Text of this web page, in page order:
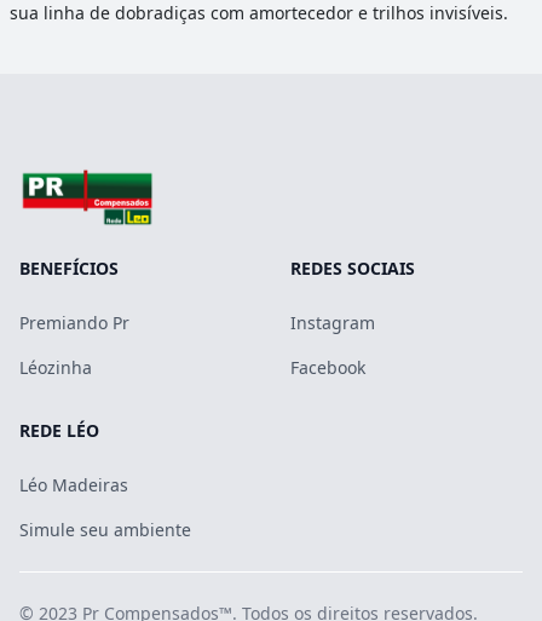
sua linha de dobradiças com amortecedor e trilhos invisíveis.
BENEFÍCIOS
Premiando Pr
Léozinha
REDES SOCIAIS
Instagram
Facebook
REDE LÉO
Léo Madeiras
Simule seu ambiente
© 2023 Pr Compensados™. Todos os direitos reservados.